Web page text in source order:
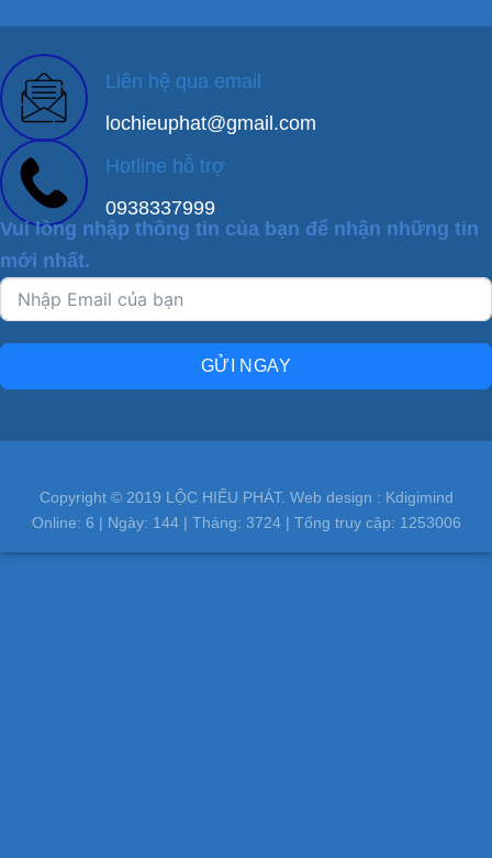
Liên hệ qua email
lochieuphat@gmail.com
Hotline hỗ trợ
0938337999
Vui lòng nhập thông tin của bạn để nhận những tin
mới nhất.
GỬI NGAY
Copyright © 2019 LỘC HIẾU PHÁT. Web design : Kdigimind
Online: 6 | Ngày: 144| Tháng: 3724| Tổng truy cập: 1253006